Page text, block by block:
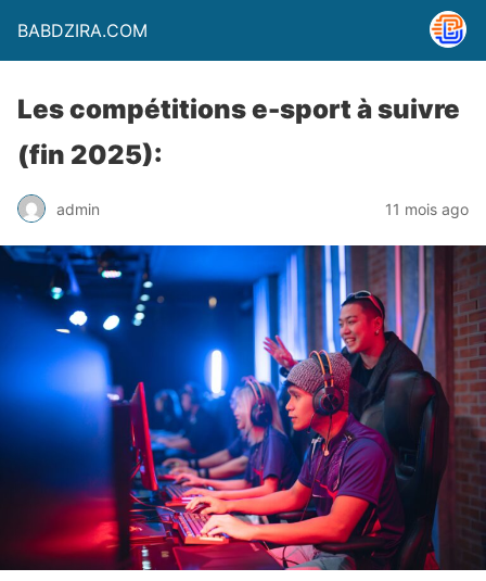
BABDZIRA.COM
Les compétitions e-sport à suivre
(fin 2025):
admin 11 mois ago